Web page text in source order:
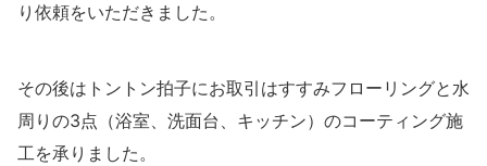
り依頼をいただきました。
その後はトントン拍子にお取引はすすみフローリングと水
周りの3点（浴室、洗面台、キッチン）のコーティング施
工を承りました。